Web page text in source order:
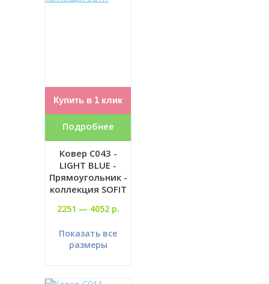
Купить в 1 клик
Подробнее
Ковер C043 -
LIGHT BLUE -
Прямоугольник -
коллекция SOFIT
2251 — 4052 р.
Показать все
размеры